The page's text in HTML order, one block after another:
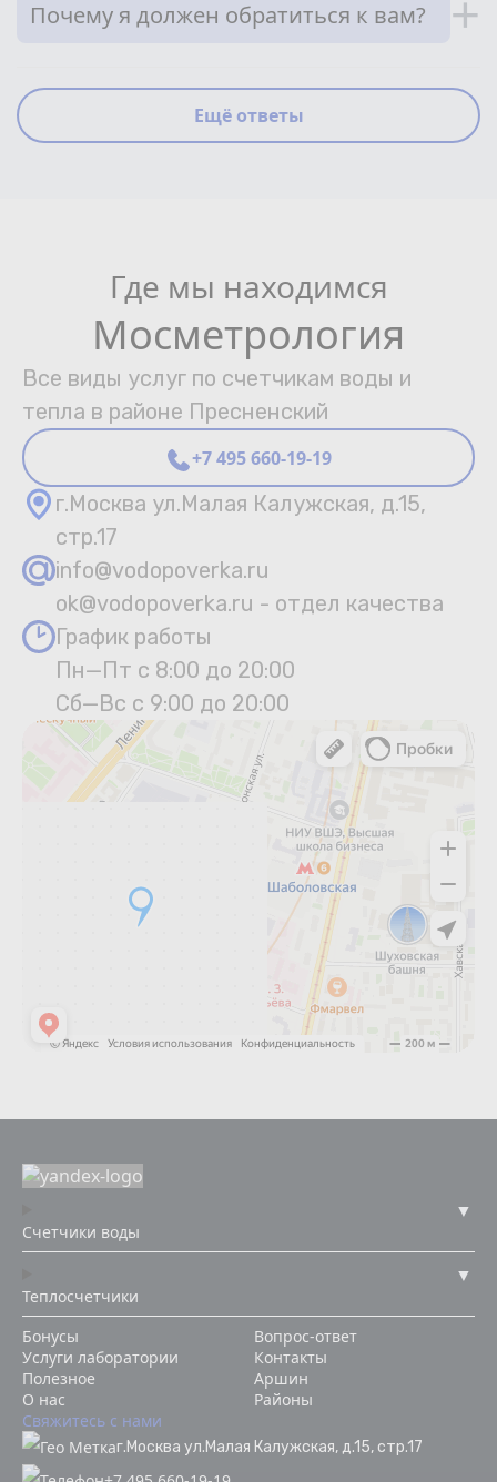
Почему я должен обратиться к вам? +
Ещё ответы
Где мы находимся
Мосметрология
Все виды услуг по счетчикам воды и
тепла в районе Пресненский
+7 495 660-19-19
г.Москва ул.Малая Калужская, д.15,
стр.17
info@vodopoverka.ru
ok@vodopoverka.ru - отдел качества
График работы
Пн—Пт с 8:00 до 20:00
Сб—Вс с 9:00 до 20:00
Счетчики воды
Теплосчетчики
Бонусы
Услуги лаборатории
Полезное
О нас
Вопрос-ответ
Контакты
Аршин
Районы
Свяжитесь с нами
г.Москва ул.Малая Калужская, д.15, стр.17